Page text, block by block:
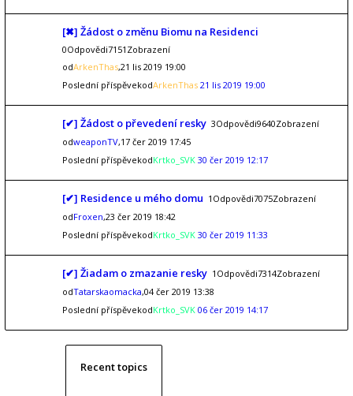
[✖] Žádost o změnu Biomu na Residenci
0Odpovědi7151Zobrazení
odArkenThas,21 lis 2019 19:00
Poslední příspěvekodArkenThas 21 lis 2019 19:00
[✔] Žádost o převedení resky 3Odpovědi9640Zobrazení
odweaponTV,17 čer 2019 17:45
Poslední příspěvekodKrtko_SVK 30 čer 2019 12:17
[✔] Residence u mého domu 1Odpovědi7075Zobrazení
odFroxen,23 čer 2019 18:42
Poslední příspěvekodKrtko_SVK 30 čer 2019 11:33
[✔] Žiadam o zmazanie resky 1Odpovědi7314Zobrazení
odTatarskaomacka,04 čer 2019 13:38
Poslední příspěvekodKrtko_SVK 06 čer 2019 14:17
Recent topics